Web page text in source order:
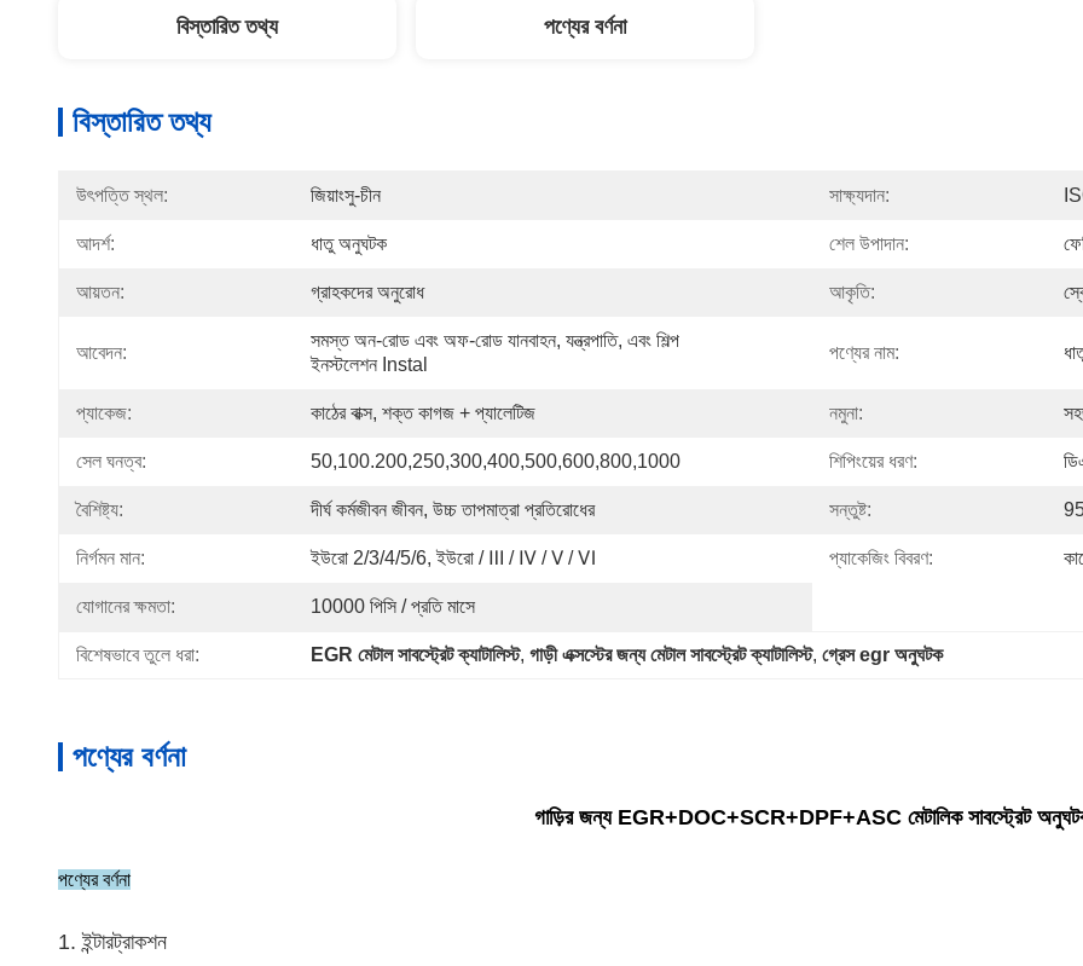
বিস্তারিত তথ্য পণ্যের বর্ণনা
বিস্তারিত তথ্য
উৎপত্তি স্থল: জিয়াংসু-চীন সাক্ষ্যদান:
আদর্শ: ধাতু অনুঘটক শেল উপাদান:
আয়তন: গ্রাহকদের অনুরোধ আকৃতি:
আবেদন:
সমস্ত অন-রোড এবং অফ-রোড যানবাহন, যন্ত্রপাতি, এবং শিল্প
ইনস্টলেশন Instal
পণ্যের নাম:
প্যাকেজ: কাঠের বাক্স, শক্ত কাগজ + প্যালেটিজ নমুনা:
সেল ঘনত্ব: 50,100.200,250,300,400,500,600,800,1000 শিপিংয়ের ধরণ:
বৈশিষ্ট্য: দীর্ঘ কর্মজীবন জীবন, উচ্চ তাপমাত্রা প্রতিরোধের সন্তুষ্ট:
নির্গমন মান: ইউরো 2/3/4/5/6, ইউরো / Ⅲ / Ⅳ / Ⅴ / Ⅵ প্যাকেজিং বিবরণ:
যোগানের ক্ষমতা: 10000 পিসি / প্রতি মাসে
বিশেষভাবে তুলে ধরা: EGR মেটাল সাবস্ট্রেট ক্যাটালিস্ট, গাড়ী এক্সস্টের জন্য মেটাল সাবস্ট্রেট ক্যাটালিস্ট, গ্রেস egr অনুঘটক
পণ্যের বর্ণনা
গাড়ির জন্য EGR+DOC+SCR+DPF+ASC মেটালিক সাবস্ট্রেট
পণ্যের বর্ণনা
1. ইন্টারট্রাকশন